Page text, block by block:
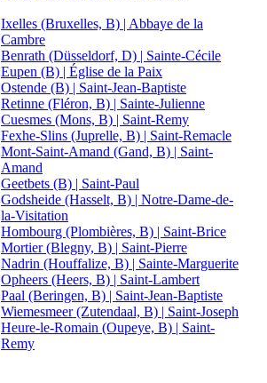
Ixelles (Bruxelles, B) | Abbaye de la
Cambre
Benrath (Düsseldorf, D) | Sainte-Cécile
Eupen (B) | Église de la Paix
Ostende (B) | Saint-Jean-Baptiste
Retinne (Fléron, B) | Sainte-Julienne
Cuesmes (Mons, B) | Saint-Remy
Fexhe-Slins (Juprelle, B) | Saint-Remacle
Mont-Saint-Amand (Gand, B) | Saint-
Amand
Geetbets (B) | Saint-Paul
Godsheide (Hasselt, B) | Notre-Dame-de-
la-Visitation
Hombourg (Plombières, B) | Saint-Brice
Mortier (Blegny, B) | Saint-Pierre
Nadrin (Houffalize, B) | Sainte-Marguerite
Opheers (Heers, B) | Saint-Lambert
Paal (Beringen, B) | Saint-Jean-Baptiste
Wiemesmeer (Zutendaal, B) | Saint-Joseph
Heure-le-Romain (Oupeye, B) | Saint-
Remy